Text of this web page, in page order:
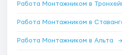
Работа Монтажником в
Работа Монтажником в
Работа Монтажником в Альта →